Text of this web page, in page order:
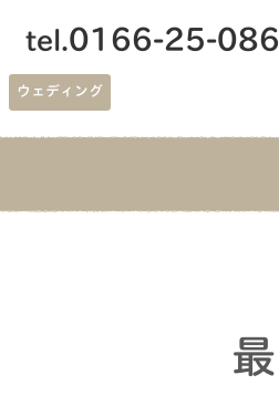
tel.0166-25-
ウェディング